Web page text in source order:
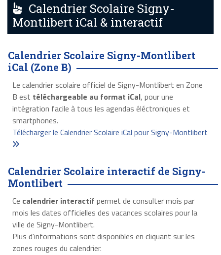
Calendrier Scolaire Signy-
Montlibert iCal & interactif
Calendrier Scolaire Signy-Montlibert
iCal (Zone B)
Le calendrier scolaire officiel de Signy-Montlibert en Zone
B est téléchargeable au format iCal, pour une
intégration facile à tous les agendas éléctroniques et
smartphones.
Télécharger le Calendrier Scolaire iCal pour Signy-Montlibert
Calendrier Scolaire interactif de Signy-
Montlibert
Ce calendrier interactif permet de consulter mois par
mois les dates officielles des vacances scolaires pour la
ville de Signy-Montlibert.
Plus d'informations sont disponibles en cliquant sur les
zones rouges du calendrier.